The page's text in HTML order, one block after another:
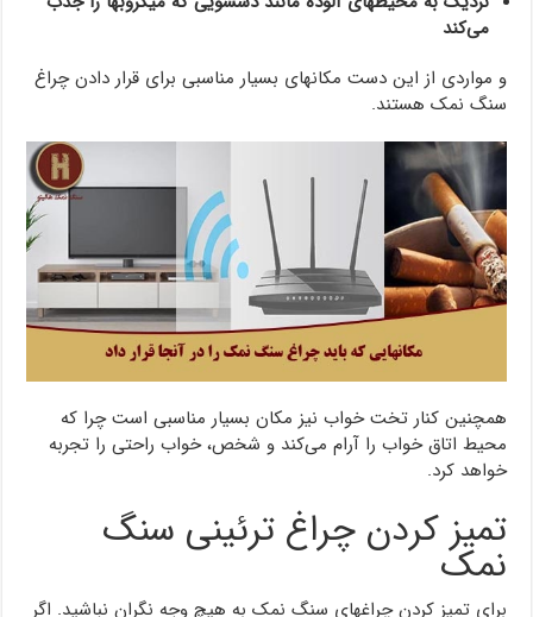
می‌کند
و مواردی از این دست مکانهای بسیار مناسبی برای قرار دادن چراغ
سنگ نمک هستند.
همچنین کنار تخت خواب نیز مکان بسیار مناسبی است چرا که
محیط اتاق خواب را آرام می‌کند و شخص، خواب راحتی را تجربه
خواهد کرد.
تمیز کردن چراغ ترئینی سنگ
نمک
برای تمیز کردن چراغهای سنگ نمک به هیچ وجه نگران نباشید. اگر